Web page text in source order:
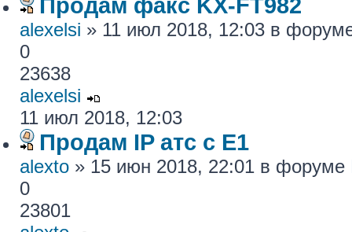
alexelsi » 11 июл 2018, 12:03 в
0
23638
alexelsi
11 июл 2018, 12:03
Продам IP атс с E1
alexto » 15 июн 2018, 22:01 в форуме
0
23801